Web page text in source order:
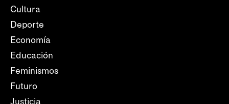
Cultura
Deporte
Economía
Educación
Feminismos
Futuro
Justicia